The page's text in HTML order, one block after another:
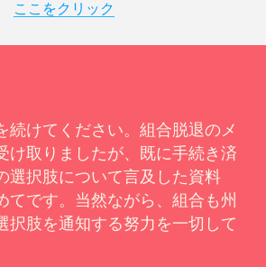
ここをクリック
続けてください。組合脱退のメ
け取りましたが、既に手続き済
選択肢について言及した資料
てです。当然ながら、組合も州
択肢を通知する努力を一切して